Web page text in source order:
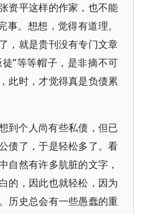
资平这样的作家，也不能
事。想想，觉得有道理。
，就是贵刊没有专门文章
”等等帽子，是非摘不可
此时，才觉得真是负债累
到个人尚有些私债，但已
债了，于是轻松多了。看
自然有许多肮脏的文字，
的，因此也就轻松，因为
历史总会有一些愚蠢的重